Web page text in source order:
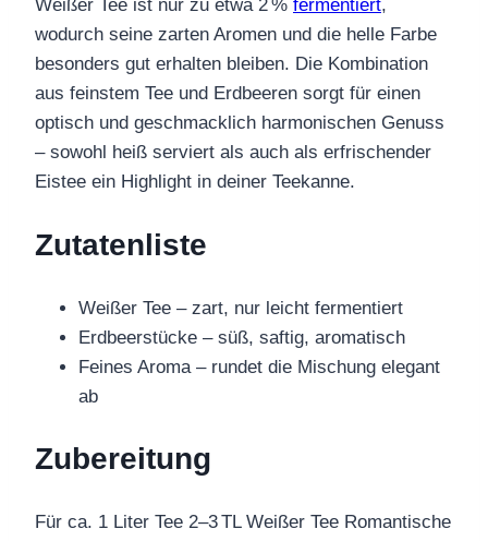
Weißer Tee ist nur zu etwa 2 % fermentiert,
wodurch seine zarten Aromen und die helle Farbe
besonders gut erhalten bleiben. Die Kombination
aus feinstem Tee und Erdbeeren sorgt für einen
optisch und geschmacklich harmonischen Genuss
– sowohl heiß serviert als auch als erfrischender
Eistee ein Highlight in deiner Teekanne.
Zutatenliste
Weißer Tee – zart, nur leicht fermentiert
Erdbeerstücke – süß, saftig, aromatisch
Feines Aroma – rundet die Mischung elegant
ab
Zubereitung
Für ca. 1 Liter Tee 2–3 TL Weißer Tee Romantische